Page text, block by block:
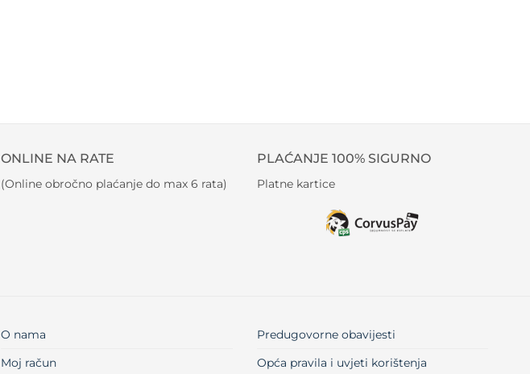
ONLINE NA RATE
(Online obročno plaćanje do max 6 rata)
PLAĆANJE 100% SIGURNO
Platne kartice
O nama
Moj račun
Predugovorne obavijesti
Opća pravila i uvjeti korištenja